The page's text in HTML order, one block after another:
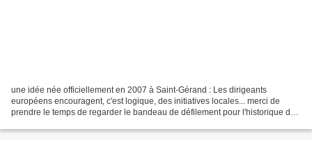
une idée née officiellement en 2007 à Saint-Gérand : Les dirigeants
européens encouragent, c'est logique, des initiatives locales... merci de
prendre le temps de regarder le bandeau de défilement pour l'historique de